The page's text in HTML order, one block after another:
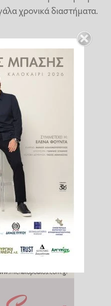
χρονικά διαστήματα.